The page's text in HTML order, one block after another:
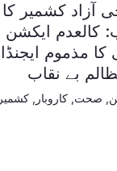
آزاد کشمیر کا
کالعدم ایکشن
کا مذموم ایجنڈا
بے نقاب
صحت ,کاروبار ,کشمیر